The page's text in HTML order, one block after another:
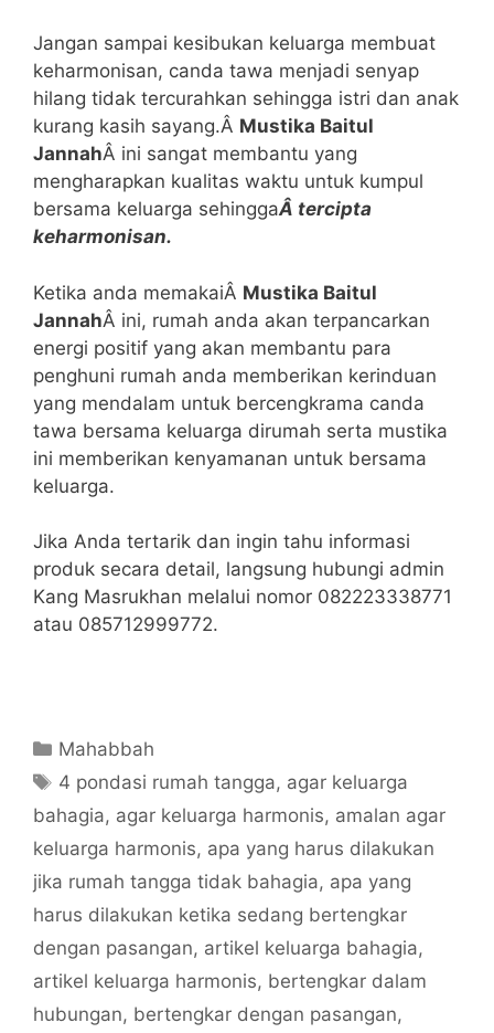
Jangan sampai kesibukan keluarga membuat
keharmonisan, canda tawa menjadi senyap
hilang tidak tercurahkan sehingga istri dan anak
kurang kasih sayang.Â Mustika Baitul
JannahÂ ini sangat membantu yang
mengharapkan kualitas waktu untuk kumpul
bersama keluarga sehinggaÂ tercipta
keharmonisan.
Ketika anda memakaiÂ Mustika Baitul
JannahÂ ini, rumah anda akan terpancarkan
energi positif yang akan membantu para
penghuni rumah anda memberikan kerinduan
yang mendalam untuk bercengkrama canda
tawa bersama keluarga dirumah serta mustika
ini memberikan kenyamanan untuk bersama
keluarga.
Jika Anda tertarik dan ingin tahu informasi
produk secara detail, langsung hubungi admin
Kang Masrukhan melalui nomor 082223338771
atau 085712999772.
Categories
Mahabbah
Tags
4 pondasi rumah tangga, agar keluarga
bahagia, agar keluarga harmonis, amalan agar
keluarga harmonis, apa yang harus dilakukan
jika rumah tangga tidak bahagia, apa yang
harus dilakukan ketika sedang bertengkar
dengan pasangan, artikel keluarga bahagia,
artikel keluarga harmonis, bertengkar dalam
hubungan, bertengkar dengan pasangan,